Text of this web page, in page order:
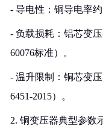
- 导电性：铜导电率约
- 负载损耗：铝芯变
60076标准）。
- 温升限制：铜芯变
6451-2015）。
2. 铜变压器典型参数